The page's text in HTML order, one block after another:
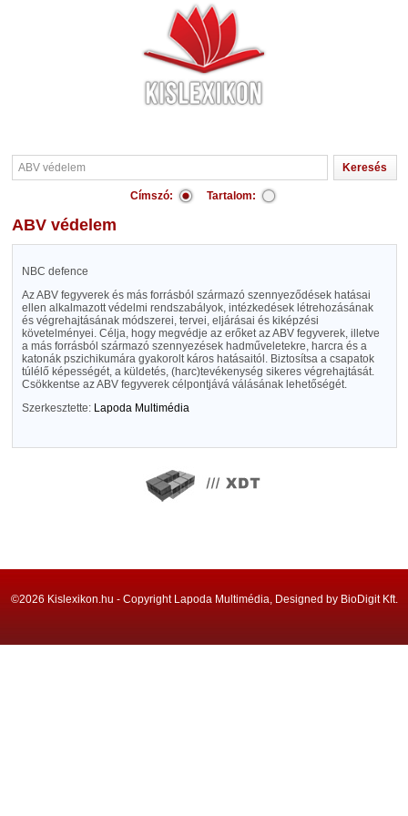
Címszó: Tartalom:
ABV védelem
NBC defence
Az ABV fegyverek és más forrásból származó szennyeződések hatásai
ellen alkalmazott védelmi rendszabályok, intézkedések létrehozásának
és végrehajtásának módszerei, tervei, eljárásai és kiképzési
követelményei. Célja, hogy megvédje az erőket az ABV fegyverek, illetve
a más forrásból származó szennyezések hadműveletekre, harcra és a
katonák pszichikumára gyakorolt káros hatásaitól. Biztosítsa a csapatok
túlélő képességét, a küldetés, (harc)tevékenység sikeres végrehajtását.
Csökkentse az ABV fegyverek célpontjává válásának lehetőségét.
Szerkesztette: Lapoda Multimédia
©2026 Kislexikon.hu - Copyright Lapoda Multimédia, Designed by BioDigit Kft.